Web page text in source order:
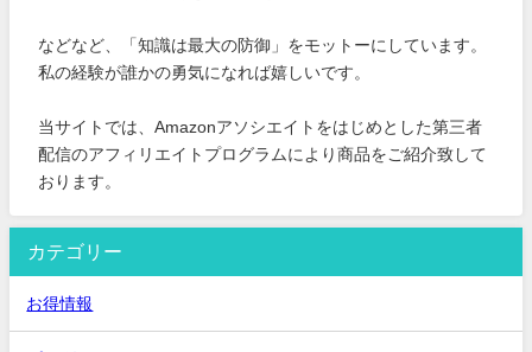
などなど、「知識は最大の防御」をモットーにしています。
私の経験が誰かの勇気になれば嬉しいです。
当サイトでは、Amazonアソシエイトをはじめとした第三者
配信のアフィリエイトプログラムにより商品をご紹介致して
おります。
カテゴリー
お得情報